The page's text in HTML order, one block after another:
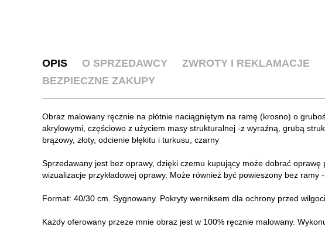
OPIS O SPRZEDAWCY ZWROTY I REKLAMACJE
BEZPIECZNE ZAKUPY
Obraz malowany ręcznie na płótnie naciągniętym na ramę (krosno) o
akrylowymi, częściowo z użyciem masy strukturalnej -z wyraźną, grubą
brązowy, złoty, odcienie błękitu i turkusu, czarny
Sprzedawany jest bez oprawy, dzięki czemu kupujący może dobrać
wizualizacje przykładowej oprawy. Może również być powieszony bez ramy
Format: 40/30 cm. Sygnowany. Pokryty werniksem dla ochrony przed
Każdy oferowany przeze mnie obraz jest w 100% ręcznie malowany.